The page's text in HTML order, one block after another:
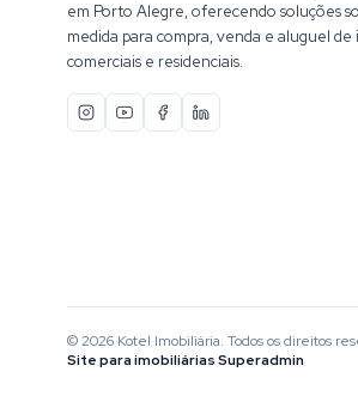
em Porto Alegre, oferecendo soluções
medida para compra, venda e aluguel de
comerciais e residenciais.
©2026 Kotel Imobiliária. Todos os direitos
Site para imobiliárias Superadmin